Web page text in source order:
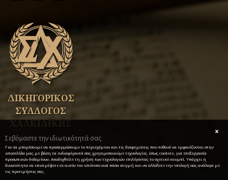
ΔΙΚΗΓΟΡΙΚΟΣ
ΣΥΛΛΟΓΟΣ
ΧΑΛΚΙΔΙΚΗΣ
Σεβόμαστε την ιδιωτικότητά σας
Για να μπορέσουμε να προσαρμόσουμε το περιεχόμενο και τις διαφημίσεις που πιθανό να εμφανίζονται στην
ιστοσελίδα μας με βάση τα ενδιαφέροντά σας χρησιμοποιούμε τεχνολογίες, όπως cookies, για επεξεργασία
προσωπικών δεδομένων. Αποδεχθείτε τη χρήση των τεχνολογιών επιλέγοντας το σχετικό κουμπί. Υπάρχει η
δυνατότητα να επιστρέψετε σε αυτόν τον ιστότοπο ανά πάσα στιγμή και να αλλάξετε την επιλογή σας ανάλογα με
τις προτιμήσεις σας.